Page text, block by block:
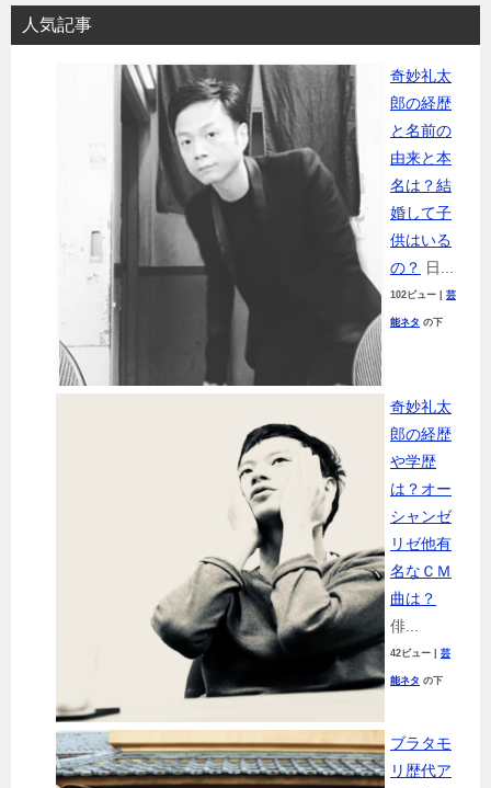
人気記事
奇妙礼太
郎の経歴
と名前の
由来と本
名は？結
婚して子
供はいる
の？ 日...
102ビュー 芸
能ネタ の下
奇妙礼太
郎の経歴
や学歴
は？オー
シャンゼ
リゼ他有
名なＣＭ
曲は？
俳...
42ビュー 芸
能ネタ の下
ブラタモ
リ歴代ア